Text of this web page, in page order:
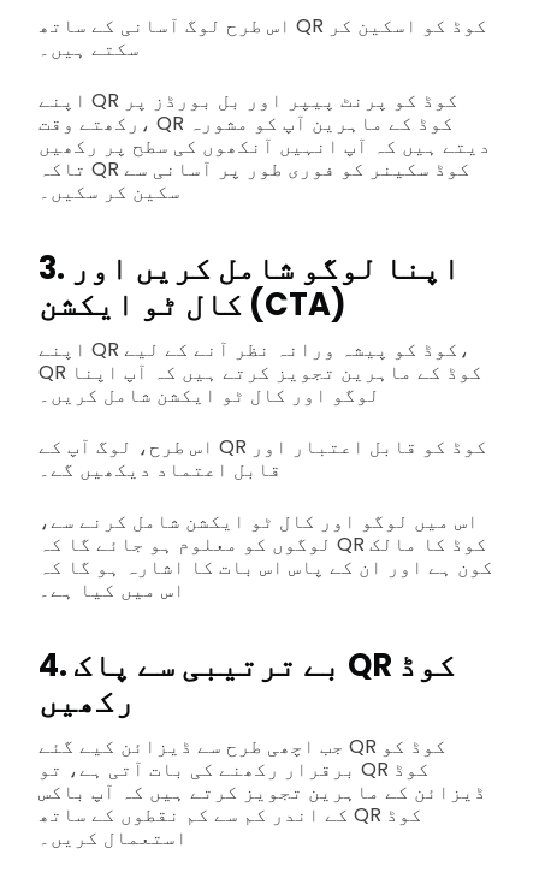
اس طرح لوگ آسانی کے ساتھ QR کوڈ کو اسکین کر
سکتے ہیں۔
اپنے QR کوڈ کو پرنٹ پیپر اور بل بورڈز پر
رکھتے وقت، QR کوڈ کے ماہرین آپ کو مشورہ
دیتے ہیں کہ آپ انہیں آنکھوں کی سطح پر رکھیں
تاکہ QR کوڈ سکینر کو فوری طور پر آسانی سے
سکین کر سکیں۔
3. اپنا لوگو شامل کریں اور
کال ٹو ایکشن (CTA)
اپنے QR کوڈ کو پیشہ ورانہ نظر آنے کے لیے،
QR کوڈ کے ماہرین تجویز کرتے ہیں کہ آپ اپنا
لوگو اور کال ٹو ایکشن شامل کریں۔
اس طرح، لوگ آپ کے QR کوڈ کو قابل اعتبار اور
قابل اعتماد دیکھیں گے۔
اس میں لوگو اور کال ٹو ایکشن شامل کرنے سے،
لوگوں کو معلوم ہو جائے گا کہ QR کوڈ کا مالک
کون ہے اور ان کے پاس اس بات کا اشارہ ہو گا کہ
اس میں کیا ہے۔
4. بے ترتیبی سے پاک QR کوڈ
رکھیں
جب اچھی طرح سے ڈیزائن کیے گئے QR کوڈ کو
برقرار رکھنے کی بات آتی ہے، تو QR کوڈ
ڈیزائن کے ماہرین تجویز کرتے ہیں کہ آپ باکس
کے اندر کم سے کم نقطوں کے ساتھ QR کوڈ
استعمال کریں۔